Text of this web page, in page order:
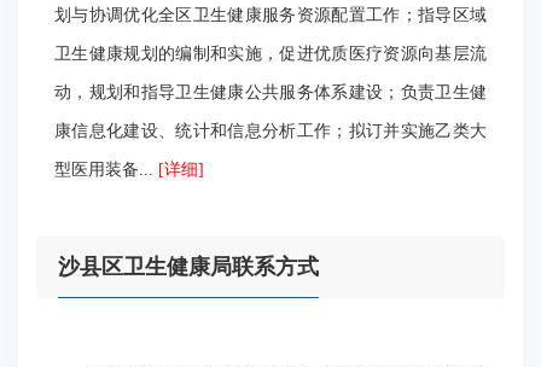
划与协调优化全区卫生健康服务资源配置工作；指导区域
卫生健康规划的编制和实施，促进优质医疗资源向基层流
动，规划和指导卫生健康公共服务体系建设；负责卫生健
康信息化建设、统计和信息分析工作；拟订并实施乙类大
型医用装备... [详细]
沙县区卫生健康局联系方式